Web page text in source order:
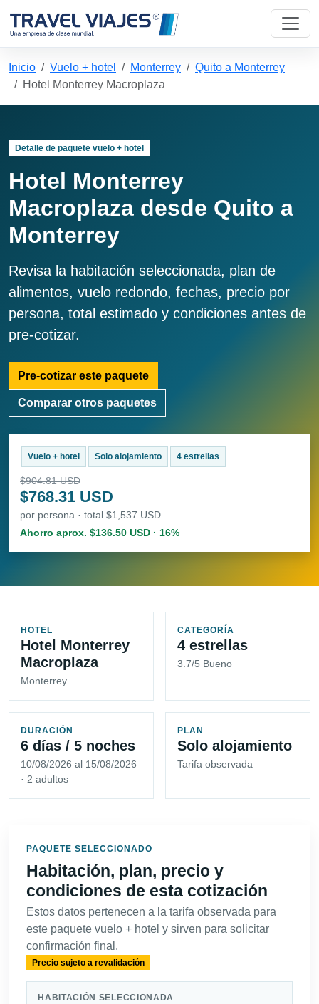
Inicio Vuelo + hotel Monterrey
Quito a Monterrey
Hotel Monterrey Macroplaza
Detalle de paquete vuelo + hotel
Hotel Monterrey
Macroplaza desde Quito a
Monterrey
Revisa la habitación seleccionada, plan de
alimentos, vuelo redondo, fechas, precio por
persona, total estimado y condiciones antes de
pre-cotizar.
Pre-cotizar este paquete
Comparar otros paquetes
Vuelo + hotel Solo alojamiento 4 estrellas
$904.81 USD
$768.31 USD
por persona · total $1,537 USD
Ahorro aprox. $136.50 USD · 16%
HOTEL
Hotel Monterrey
Macroplaza
Monterrey
CATEGORÍA
4 estrellas
3.7/5 Bueno
DURACIÓN
6 días / 5 noches
10/08/2026 al 15/08/2026
· 2 adultos
PLAN
Solo alojamiento
Tarifa observada
PAQUETE SELECCIONADO
Habitación, plan, precio y
condiciones de esta cotización
Estos datos pertenecen a la tarifa observada para
este paquete vuelo + hotel y sirven para solicitar
confirmación final.
Precio sujeto a revalidación
HABITACIÓN SELECCIONADA